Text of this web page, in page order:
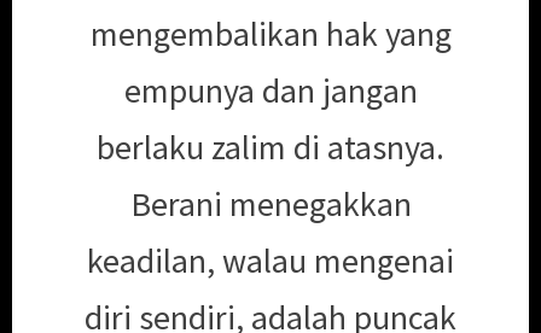
mengembalikan hak yang
empunya dan jangan
berlaku zalim di atasnya.
Berani menegakkan
keadilan, walau mengenai
diri sendiri, adalah puncak